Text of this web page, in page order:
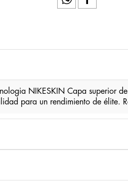
NIKESKIN Capa superior
para un rendimiento de élite.